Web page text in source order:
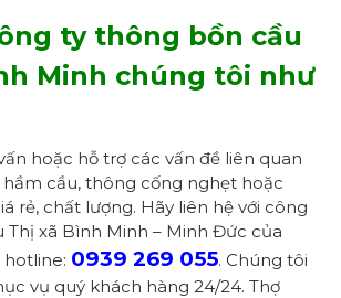
ty thông bồn cầu
Minh chúng tôi như
hoặc hỗ trợ các vấn đề liên quan
cầu, thông cống nghẹt hoặc
rẻ, chất lượng. Hãy liên hệ với công
Thị xã Bình Minh – Minh Đức của
hotline: 0939 269 055. Chúng tôi
vụ quý khách hàng 24/24. Thợ